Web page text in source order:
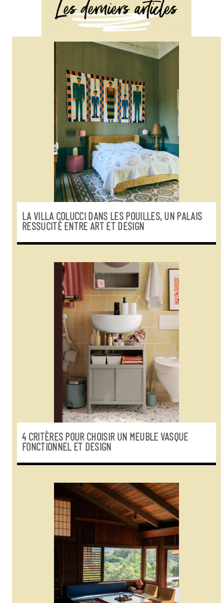
LA VILLA COLUCCI DANS LES POUILLES, UN PALAIS
RESSUCITÉ ENTRE ART ET DESIGN
4 CRITÈRES POUR CHOISIR UN MEUBLE VASQUE
FONCTIONNEL ET DESIGN